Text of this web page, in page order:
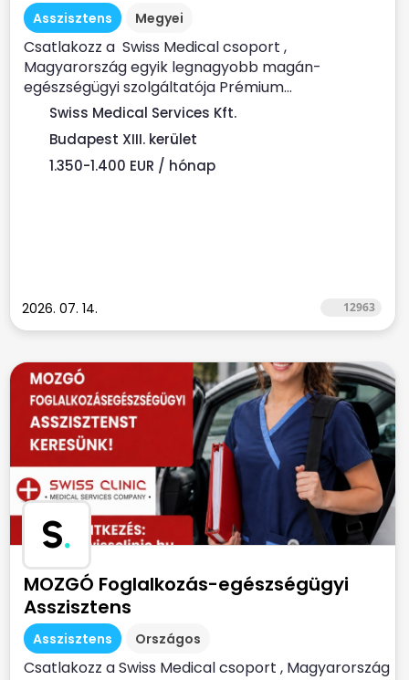
Asszisztens Megyei
Csatlakozz a Swiss Medical csoport ,
Magyarország egyik legnagyobb magán-
egészségügyi szolgáltatója Prémium...
Swiss Medical Services Kft.
Budapest XIII. kerület
1.350-1.400 EUR / hónap
2026. 07. 14. 12963
S.
MOZGÓ Foglalkozás-egészségügyi
Asszisztens
Asszisztens Országos
Csatlakozz a Swiss Medical csoport , Magyarország